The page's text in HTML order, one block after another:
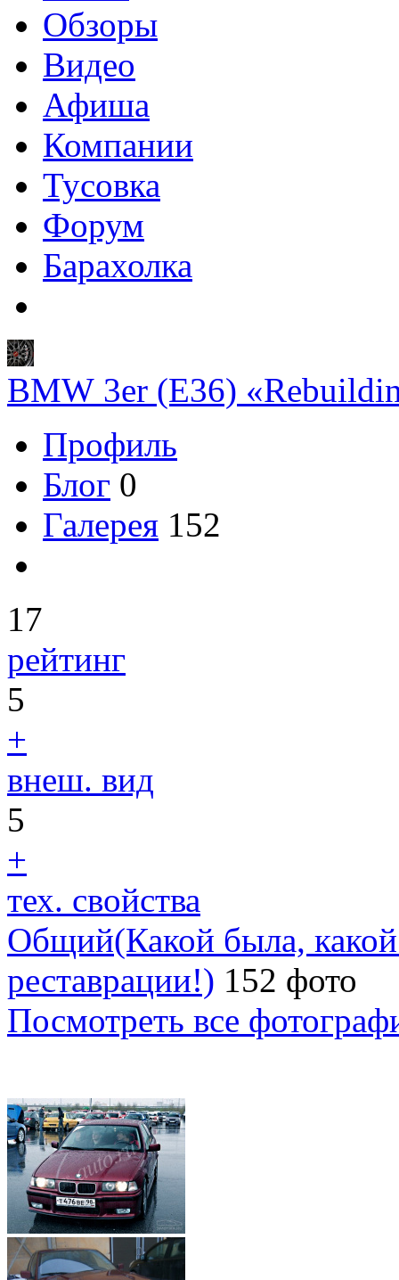
Обзоры
Видео
Афиша
Компании
Тусовка
Форум
Барахолка
BMW 3er (E36)
Профиль
Блог 0
Галерея 152
17
рейтинг
5
+
внеш. вид
5
+
тех. свойства
Общий(Какой была, какой
реставрации!) 152 фото
Посмотреть все